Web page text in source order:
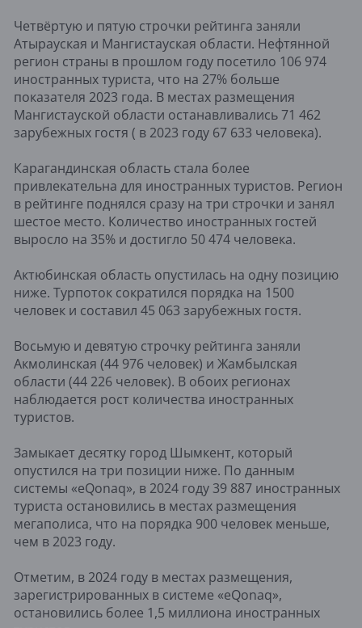
Четвёртую и пятую строчки рейтинга заняли
Атырауская и Мангистауская области. Нефтянной
регион страны в прошлом году посетило 106 974
иностранных туриста, что на 27% больше
показателя 2023 года. В местах размещения
Мангистауской области останавливались 71 462
зарубежных гостя ( в 2023 году 67 633 человека).
Карагандинская область стала более
привлекательна для иностранных туристов. Регион
в рейтинге поднялся сразу на три строчки и занял
шестое место. Количество иностранных гостей
выросло на 35% и достигло 50 474 человека.
Актюбинская область опустилась на одну позицию
ниже. Турпоток сократился порядка на 1500
человек и составил 45 063 зарубежных гостя.
Восьмую и девятую строчку рейтинга заняли
Акмолинская (44 976 человек) и Жамбылская
области (44 226 человек). В обоих регионах
наблюдается рост количества иностранных
туристов.
Замыкает десятку город Шымкент, который
опустился на три позиции ниже. По данным
системы «eQonaq», в 2024 году 39 887 иностранных
туриста остановились в местах размещения
мегаполиса, что на порядка 900 человек меньше,
чем в 2023 году.
Отметим, в 2024 году в местах размещения,
зарегистрированных в системе «eQonaq»,
остановились более 1,5 миллиона иностранных